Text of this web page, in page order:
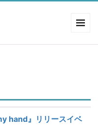
hand』リリースイベ